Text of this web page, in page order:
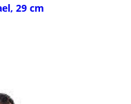
29 cm